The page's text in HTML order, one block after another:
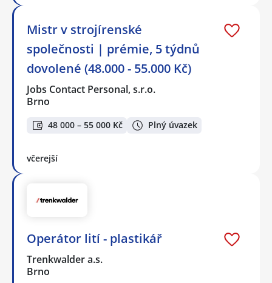
Mistr v strojírenské
společnosti | prémie, 5 týdnů
dovolené (48.000 - 55.000 Kč)
Jobs Contact Personal, s.r.o.
Brno
48 000 – 55 000 Kč Plný úvazek
včerejší
Operátor lití - plastikář
Trenkwalder a.s.
Brno